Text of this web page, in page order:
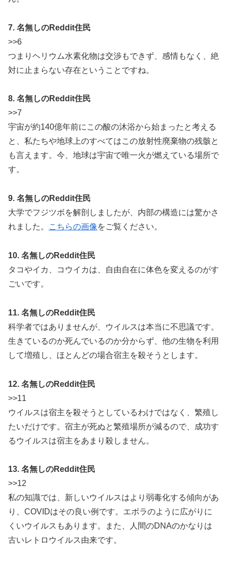
7. 名無しのReddit住民
>>6
つまりヘリウム水素化物は交渉もできず、感情もなく、絶
対に止まらない存在ということですね。
8. 名無しのReddit住民
>>7
宇宙が約140億年前にこの酸の沐浴から始まったと考える
と、私たちや地球上のすべてはこの放射性廃棄物の残骸と
も言えます。今、地球は宇宙で唯一火が燃えている場所で
す。
9. 名無しのReddit住民
大学でフジツボを解剖しましたが、内部の構造には驚かさ
れました。
こちらの画像をご覧ください。
10. 名無しのReddit住民
タコやイカ、コウイカは、自由自在に体色を変えるのがす
ごいです。
11. 名無しのReddit住民
科学者ではありませんが、ウイルスは本当に不思議です。
生きているのか死んでいるのか分からず、他の生物を利用
して増殖し、ほとんどの場合宿主を殺そうとします。
12. 名無しのReddit住民
>>11
ウイルスは宿主を殺そうとしているわけではなく、繁殖し
たいだけです。宿主が死ぬと繁殖場所が減るので、成功す
るウイルスは宿主をあまり殺しません。
13. 名無しのReddit住民
>>12
私の知識では、新しいウイルスはより弱毒化する傾向があ
り、COVIDはその良い例です。エボラのように広がりに
くいウイルスもあります。また、人間のDNAのかなりは
古いレトロウイルス由来です。